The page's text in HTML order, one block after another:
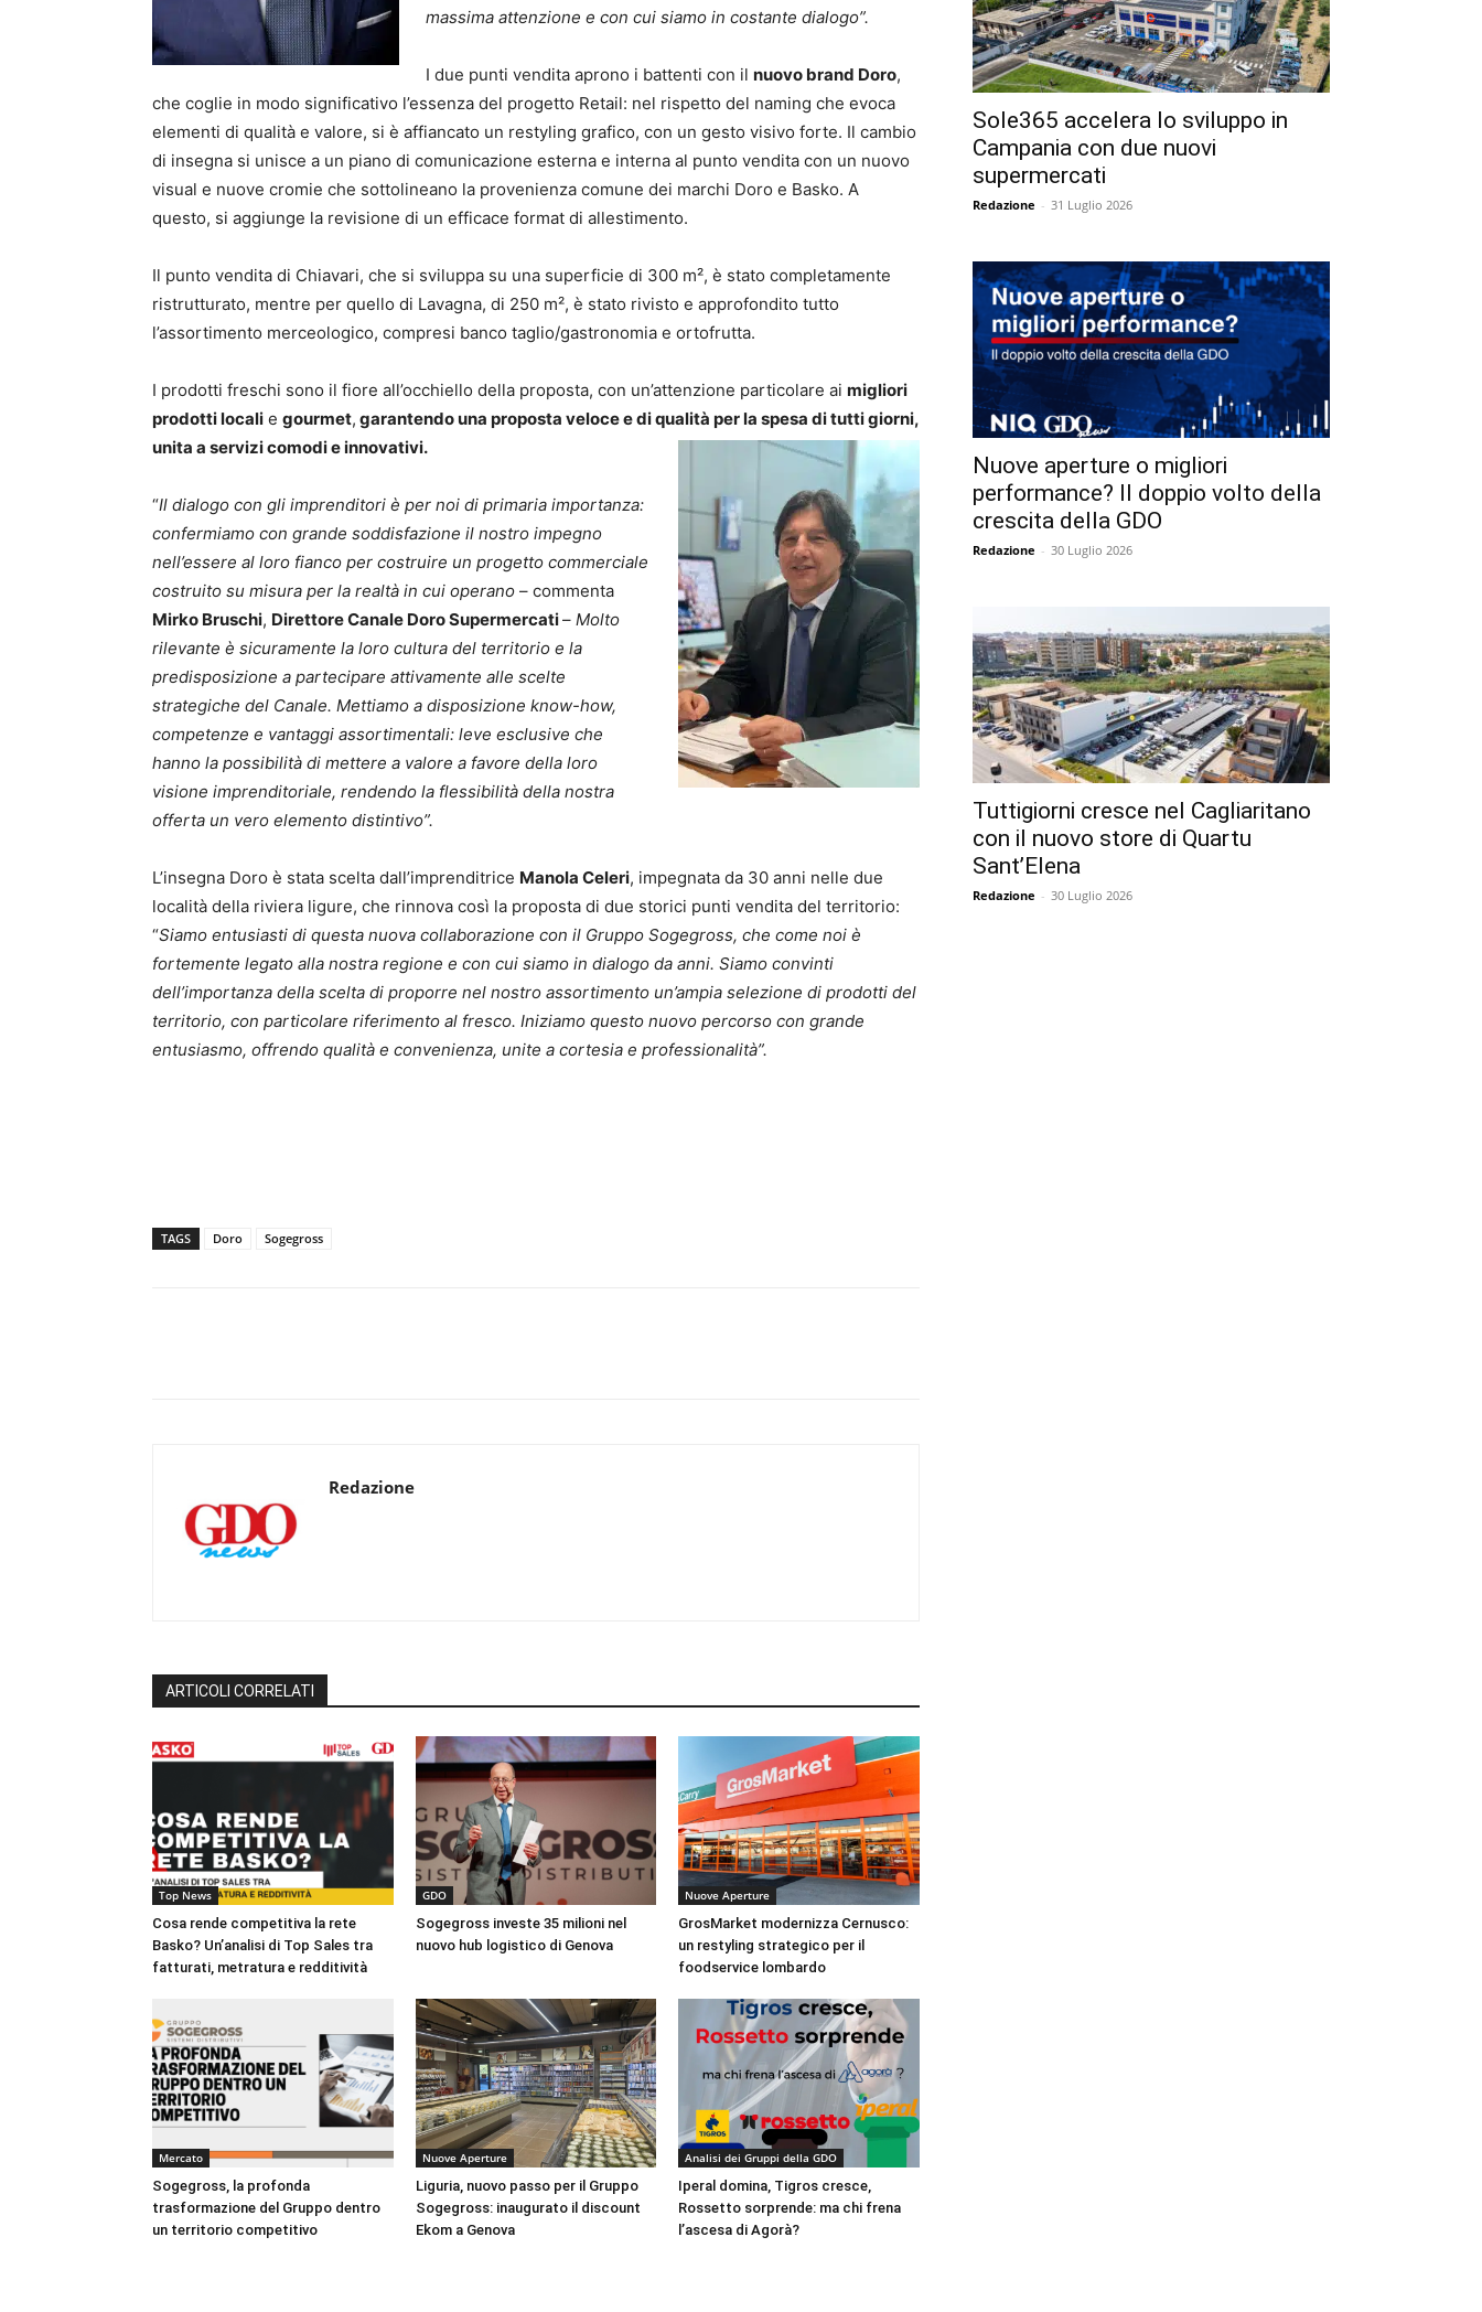
massima attenzione e con cui siamo in costante dialogo”.
I due punti vendita aprono i battenti con il nuovo brand Doro,
che coglie in modo significativo l’essenza del progetto Retail: nel rispetto del naming che evoca
elementi di qualità e valore, si è affiancato un restyling grafico, con un gesto visivo forte. Il cambio
di insegna si unisce a un piano di comunicazione esterna e interna al punto vendita con un nuovo
visual e nuove cromie che sottolineano la provenienza comune dei marchi Doro e Basko. A
questo, si aggiunge la revisione di un efficace format di allestimento.
Il punto vendita di Chiavari, che si sviluppa su una superficie di 300 m², è stato completamente
ristrutturato, mentre per quello di Lavagna, di 250 m², è stato rivisto e approfondito tutto
l’assortimento merceologico, compresi banco taglio/gastronomia e ortofrutta.
I prodotti freschi sono il fiore all’occhiello della proposta, con un’attenzione particolare ai migliori
prodotti locali e gourmet, garantendo una proposta veloce e di qualità per la spesa di tutti giorni,
unita a servizi comodi e innovativi.
“Il dialogo con gli imprenditori è per noi di primaria importanza:
confermiamo con grande soddisfazione il nostro impegno
nell’essere al loro fianco per costruire un progetto commerciale
costruito su misura per la realtà in cui operano – commenta
Mirko Bruschi, Direttore Canale Doro Supermercati– Molto
rilevante è sicuramente la loro cultura del territorio e la
predisposizione a partecipare attivamente alle scelte
strategiche del Canale. Mettiamo a disposizione know-how,
competenze e vantaggi assortimentali: leve esclusive che
hanno la possibilità di mettere a valore a favore della loro
visione imprenditoriale, rendendo la flessibilità della nostra
offerta un vero elemento distintivo”.
L’insegna Doro è stata scelta dall’imprenditrice Manola Celeri, impegnata da 30 anni nelle due
località della riviera ligure, che rinnova così la proposta di due storici punti vendita del territorio:
“Siamo entusiasti di questa nuova collaborazione con il Gruppo Sogegross, che come noi è
fortemente legato alla nostra regione e con cui siamo in dialogo da anni. Siamo convinti
dell’importanza della scelta di proporre nel nostro assortimento un’ampia selezione di prodotti del
territorio, con particolare riferimento al fresco. Iniziamo questo nuovo percorso con grande
entusiasmo, offrendo qualità e convenienza, unite a cortesia e professionalità”.
TAGS Doro Sogegross
Redazione
ARTICOLI CORRELATI
Top News
Cosa rende competitiva la rete
Basko? Un’analisi di Top Sales tra
fatturati, metratura e redditività
GDO
Sogegross investe 35 milioni nel
nuovo hub logistico di Genova
Nuove Aperture
GrosMarket modernizza Cernusco:
un restyling strategico per il
foodservice lombardo
Mercato
Sogegross, la profonda
trasformazione del Gruppo dentro
un territorio competitivo
Nuove Aperture
Liguria, nuovo passo per il Gruppo
Sogegross: inaugurato il discount
Ekom a Genova
Analisi dei Gruppi della GDO
Iperal domina, Tigros cresce,
Rossetto sorprende: ma chi frena
l’ascesa di Agorà?
Sole365 accelera lo sviluppo in
Campania con due nuovi
supermercati
Redazione - 31 Luglio 2026
Nuove aperture o migliori
performance? Il doppio volto della
crescita della GDO
Redazione - 30 Luglio 2026
Tuttigiorni cresce nel Cagliaritano
con il nuovo store di Quartu
Sant’Elena
Redazione - 30 Luglio 2026